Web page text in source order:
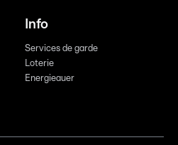
Info
Services de garde
Loterie
Energieauer